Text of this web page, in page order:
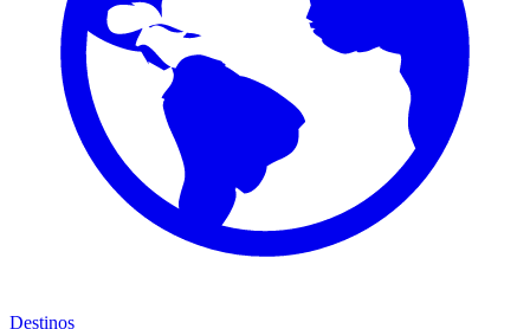
Destinos